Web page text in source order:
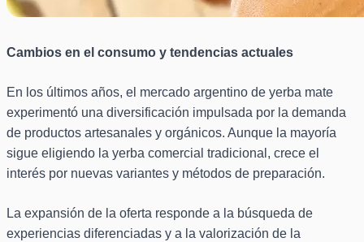
Cambios en el consumo y tendencias actuales
En los últimos años, el mercado argentino de yerba mate
experimentó una diversificación impulsada por la demanda
de productos artesanales y orgánicos. Aunque la mayoría
sigue eligiendo la yerba comercial tradicional, crece el
interés por nuevas variantes y métodos de preparación.
La expansión de la oferta responde a la búsqueda de
experiencias diferenciadas y a la valorización de la